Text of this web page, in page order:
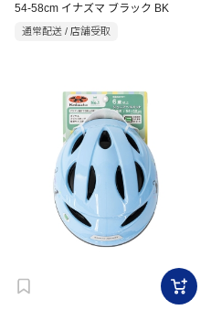
54-58cm イナズマ ブラック BK
通常配送 / 店舗受取